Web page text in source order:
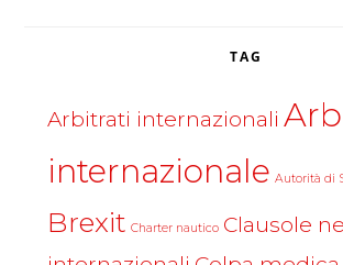
TAG
Arbitrati internazionali
internazionale Autorità di
Brexit Charter nautico Clausole